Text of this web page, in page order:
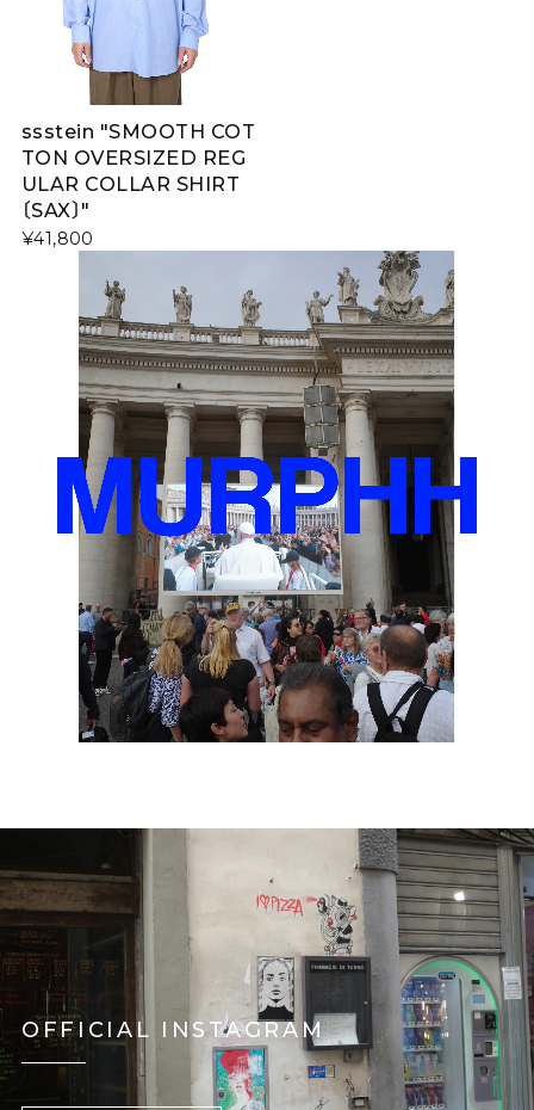
ssstein "SMOOTH COT
TON OVERSIZED REG
ULAR COLLAR SHIRT
〔SAX〕"
¥41,800
OFFICIAL INSTAGRAM